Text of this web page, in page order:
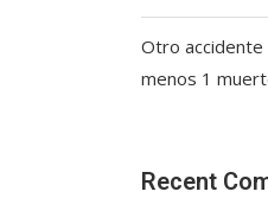
Otro accidente
menos 1
Recent